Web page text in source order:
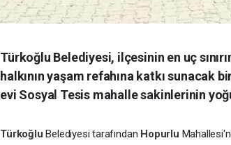
Türkoğlu Belediyesi, ilçesinin en uç
halkının yaşam refahına katkı
evi Sosyal Tesis mahalle sakinlerinin
TürkoğluBelediyesi tarafından Hopurlu